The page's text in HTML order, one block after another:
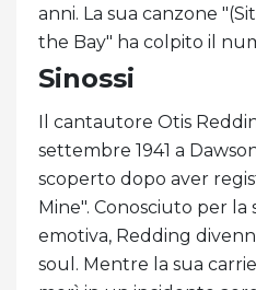
anni. La sua canzone
the Bay" ha colpito il
Sinossi
Il cantautore Otis
settembre 1941 a
scoperto dopo aver
Mine". Conosciuto per la
emotiva, Redding
soul. Mentre la sua